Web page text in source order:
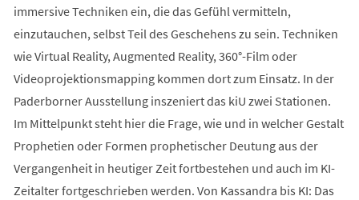
immersive Techniken ein, die das Gefühl vermitteln,
einzutauchen, selbst Teil des Geschehens zu sein. Techniken
wie Virtual Reality, Augmented Reality, 360°-Film oder
Videoprojektionsmapping kommen dort zum Einsatz. In der
Paderborner Ausstellung inszeniert das kiU zwei Stationen.
Im Mittelpunkt steht hier die Frage, wie und in welcher Gestalt
Prophetien oder Formen prophetischer Deutung aus der
Vergangenheit in heutiger Zeit fortbestehen und auch im KI-
Zeitalter fortgeschrieben werden. Von Kassandra bis KI: Das